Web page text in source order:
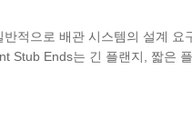
적으로 배관 시스템의 설계
Stub Ends는 긴 플랜지, 짧은